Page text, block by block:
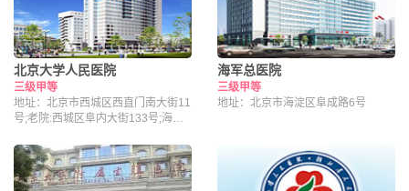
北京大学人民医院
三级甲等
地址：北京市西城区西直门南大街11
号;老院:西城区阜内大街133号;海淀
海军总医院
三级甲等
地址：北京市海淀区阜成路6号